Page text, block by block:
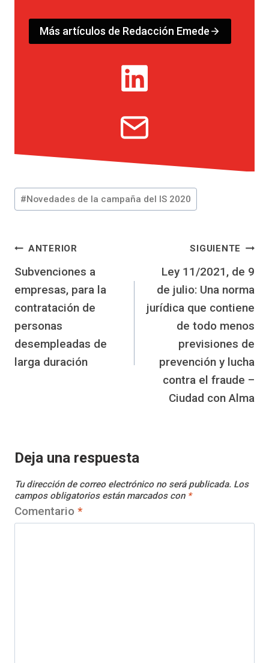
Más artículos de Redacción Emede
Etiquetas
de
entrada:
#Novedades de la campaña del IS 2020
Navegación
de
entradas
ANTERIOR
Subvenciones a
empresas, para la
contratación de
personas
desempleadas de
larga duración
SIGUIENTE
Ley 11/2021, de 9
de julio: Una norma
jurídica que contiene
de todo menos
previsiones de
prevención y lucha
contra el fraude –
Ciudad con Alma
Deja una respuesta
Tu dirección de correo electrónico no será publicada. Los
campos obligatorios están marcados con *
Comentario *